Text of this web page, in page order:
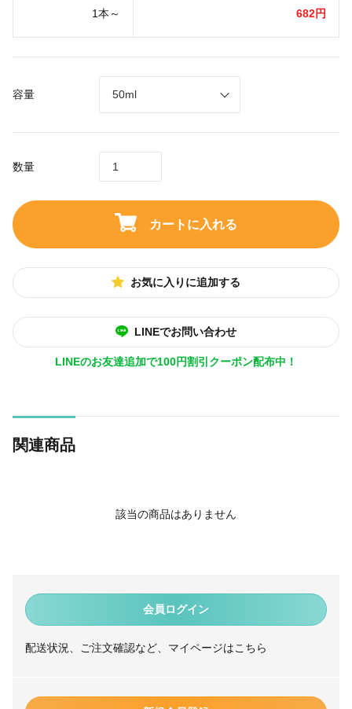
会員ログイン
配送状況、ご注文確認など、マイページはこちら
1本～ 682円
容量
数量
カートに入れる
お気に入りに追加する
LINEでお問い合わせ
LINEのお友達追加で100円割引クーポン配布中！
関連商品
該当の商品はありません